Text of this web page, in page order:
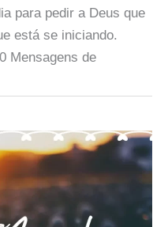
para pedir a Deus que
está se iniciando.
Mensagens de